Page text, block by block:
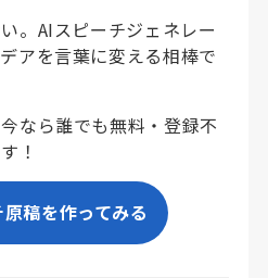
。AIスピーチジェネレー
アを言葉に変える相棒で
なら誰でも無料・登録不
！
稿を作ってみる